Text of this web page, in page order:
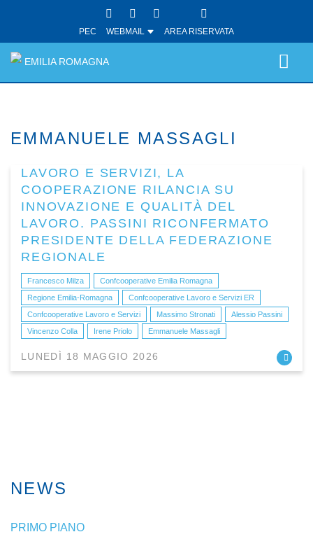
PEC WEBMAIL AREA RISERVATA
EMILIA ROMAGNA
EMMANUELE MASSAGLI
LAVORO E SERVIZI, LA
COOPERAZIONE RILANCIA SU
INNOVAZIONE E QUALITÀ DEL
LAVORO. PASSINI RICONFERMATO
PRESIDENTE DELLA FEDERAZIONE
REGIONALE
Francesco Milza
Confcooperative Emilia Romagna
Regione Emilia-Romagna
Confcooperative Lavoro e Servizi ER
Confcooperative Lavoro e Servizi
Massimo Stronati
Alessio Passini
Vincenzo Colla
Irene Priolo Emmanuele Massagli
LUNEDÌ 18 MAGGIO 2026
NEWS
PRIMO PIANO